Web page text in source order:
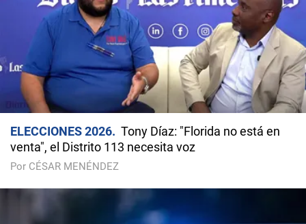
ELECCIONES 2026
Tony Díaz: "Florida no está en
venta", el Distrito 113 necesita voz
Por CÉSAR MENÉNDEZ